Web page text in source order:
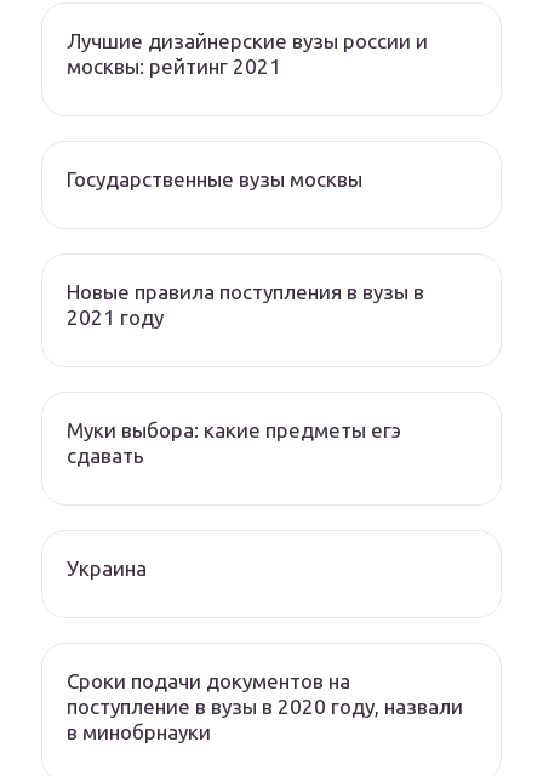
Лучшие дизайнерские вузы россии и
москвы: рейтинг 2021
Государственные вузы москвы
Новые правила поступления в вузы в
2021 году
Муки выбора: какие предметы егэ
сдавать
Украина
Сроки подачи документов на
поступление в вузы в 2020 году, назвали
в минобрнауки